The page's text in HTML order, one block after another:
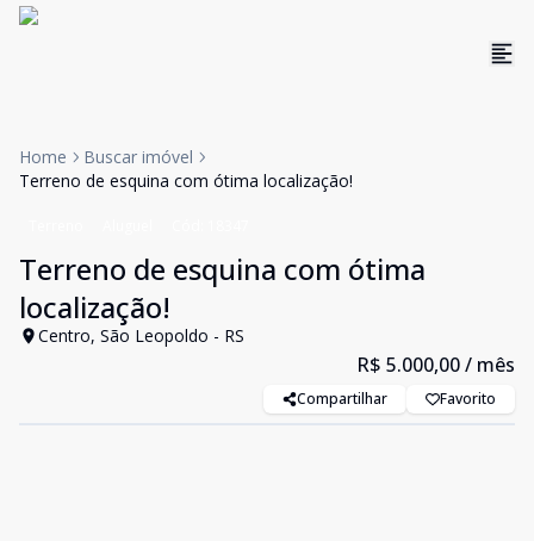
Home
Buscar imóvel
Terreno de esquina com ótima localização!
Terreno de esquina com ótima
localização!
Centro, São Leopoldo - RS
R$ 5.000,00/ mês
Compartilhar Favorito